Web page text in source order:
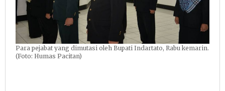
Para pejabat yang dimutasi oleh Bupati Indartato, Rabu kemarin.
(Foto: Humas Pacitan)